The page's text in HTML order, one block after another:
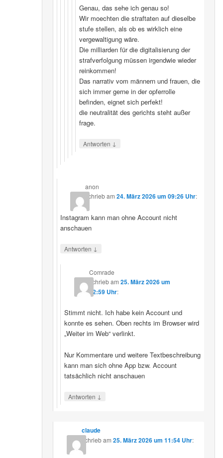
Genau, das sehe ich genau so!
Wir moechten die straftaten auf dieselbe
stufe stellen, als ob es wirklich eine
vergewaltigung wäre.
Die milliarden für die digitalisierung der
strafverfolgung müssen irgendwie wieder
reinkommen!
Das narrativ vom männern und frauen, die
sich immer gerne in der opferrolle
befinden, eignet sich perfekt!
die neutralität des gerichts steht außer
frage.
Antworten ↓
anon
schriebam24. März 2026 um 09:26 Uhr:
Instagram kann man ohne Account nicht
anschauen
Antworten ↓
Comrade
schriebam 25. März 2026 um
12:59 Uhr:
Stimmt nicht. Ich habe kein Account und
konnte es sehen. Oben rechts im Browser wird
„Weiter im Web“ verlinkt.
Nur Kommentare und weitere Textbeschreibung
kann man sich ohne App bzw. Account
tatsächlich nicht anschauen
Antworten ↓
claude
schriebam 25. März 2026 um 11:54 Uhr: